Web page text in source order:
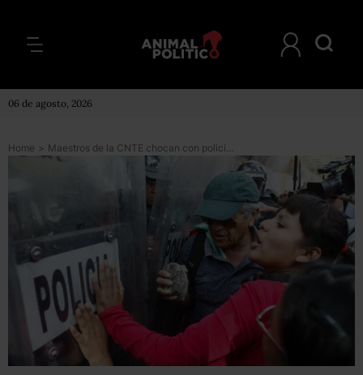
06 de agosto, 2026
Home > Maestros de la CNTE chocan con policías en Michoacán; querían impedir examen magisterial